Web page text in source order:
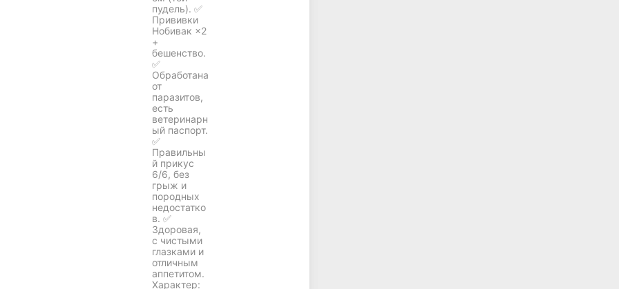
пудель). ✅
Прививки
Нобивак ×2
+
бешенство.
✅
Обработана
от
паразитов,
есть
ветеринарн
ый паспорт.
✅
Правильны
й прикус
6/6, без
грыж и
породных
недостатко
в. ✅
Здоровая,
с чистыми
глазками и
отличным
аппетитом.
Характер: